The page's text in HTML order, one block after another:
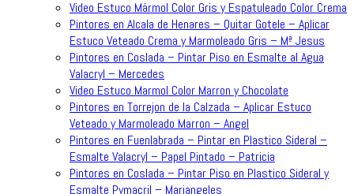
Video Estuco Mármol Color Gris y Espatuleado Color Crema
Pintores en Alcala de Henares – Quitar Gotele – Aplicar
Estuco Veteado Crema y Marmoleado Gris – Mª Jesus
Pintores en Coslada – Pintar Piso en Esmalte al Agua
Valacryl – Mercedes
Video Estuco Marmol Color Marron y Chocolate
Pintores en Torrejon de la Calzada – Aplicar Estuco
Veteado y Marmoleado Marron – Angel
Pintores en Fuenlabrada – Pintar en Plastico Sideral –
Esmalte Valacryl – Papel Pintado – Patricia
Pintores en Coslada – Pintar Piso en Plastico Sideral y
Esmalte Pymacril – Mariangeles